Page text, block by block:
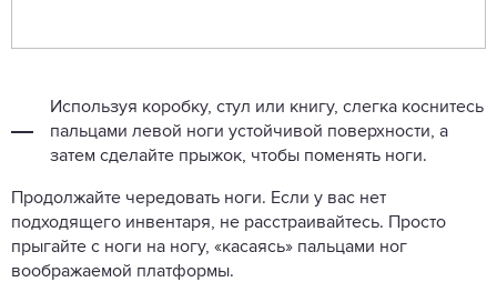
Используя коробку, стул или книгу, слегка коснитесь
пальцами левой ноги устойчивой поверхности, а
затем сделайте прыжок, чтобы поменять ноги.
Продолжайте чередовать ноги. Если у вас нет
подходящего инвентаря, не расстраивайтесь. Просто
прыгайте с ноги на ногу, «касаясь» пальцами ног
воображаемой платформы.